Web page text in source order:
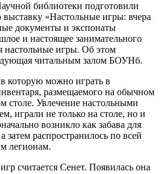
библиотеки подготовили
«Настольные игры: вчера
документы и экспонаты
и настоящее занимательного
настольные игры. Об этом
читальным залом БОУНб.
которую можно играть в
размещаемого на обычном
столе. Увлечение настольными
играли не только на столе, но и
возникло как забава для
распространилось по всей
легионам.
считается Сенет. Появилась она